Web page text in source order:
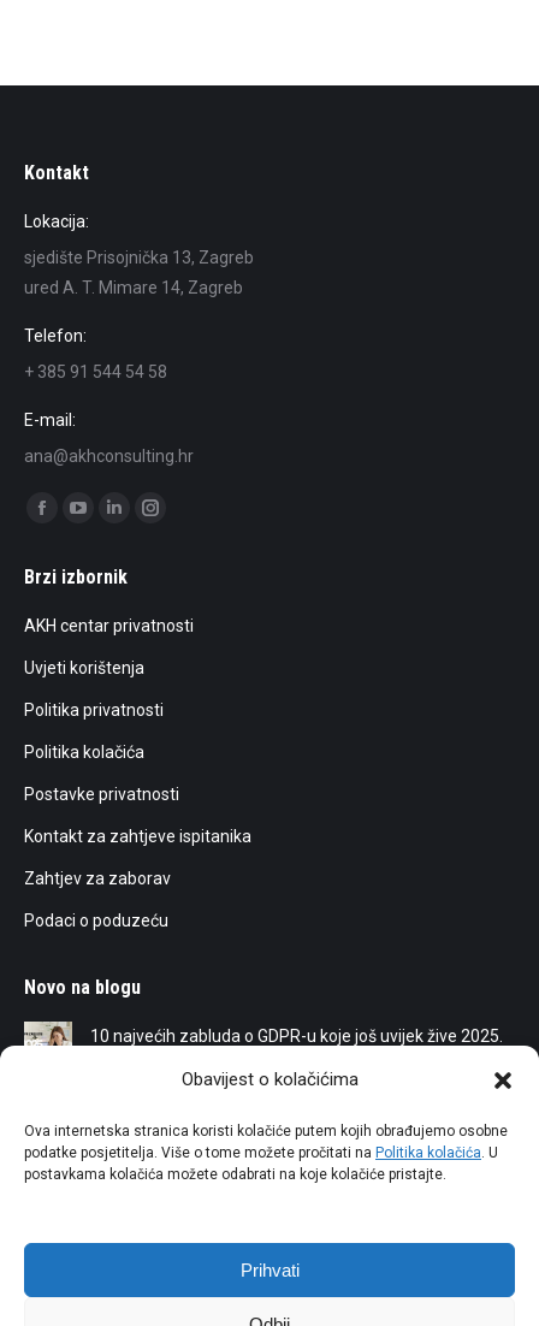
Obavijest o kolačićima
Ova internetska stranica koristi kolačiće putem kojih obrađujemo osobne
podatke posjetitelja. Više o tome možete pročitati na Politika kolačića. U
postavkama kolačića možete odabrati na koje kolačiće pristajte.
Prihvati
Kontakt
Lokacija:
sjedište Prisojnička 13, Zagreb
ured A. T. Mimare 14, Zagreb
Telefon:
+ 385 91 544 54 58
E-mail:
ana@akhconsulting.hr
Find us on:
Facebook
opens
in
window
YouTube
opens
in
window
Linkedin
opens
window
Instagram
in
Brzi izbornik
AKH centar privatnosti
Uvjeti korištenja
Politika privatnosti
Politika kolačića
Postavke privatnosti
Kontakt za zahtjeve ispitanika
Zahtjev za zaborav
Podaci o poduzeću
Novo na blogu
10 najvećih zabluda o GDPR-u koje još uvijek žive 2025.
Umjetna inteligencija (AI) i GDPR
15/03/2024
29/10/2023